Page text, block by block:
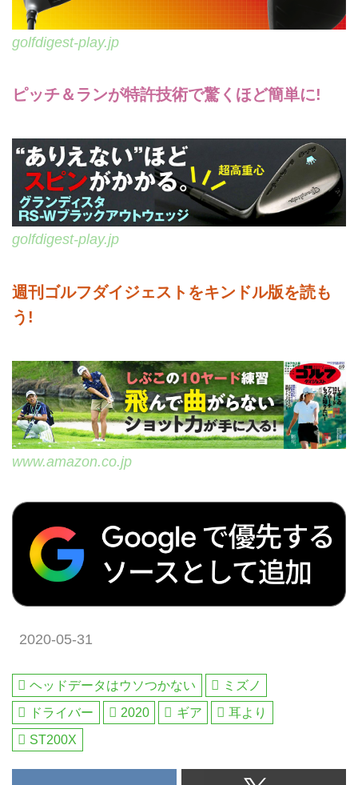
golfdigest-play.jp
ピッチ＆ランが特許技術で驚くほど簡単に!
golfdigest-play.jp
週刊ゴルフダイジェストをキンドル版を読も
う!
www.amazon.co.jp
2020-05-31
ヘッドデータはウソつかない
ミズノ
ドライバー
2020 ギア
耳より
ST200X